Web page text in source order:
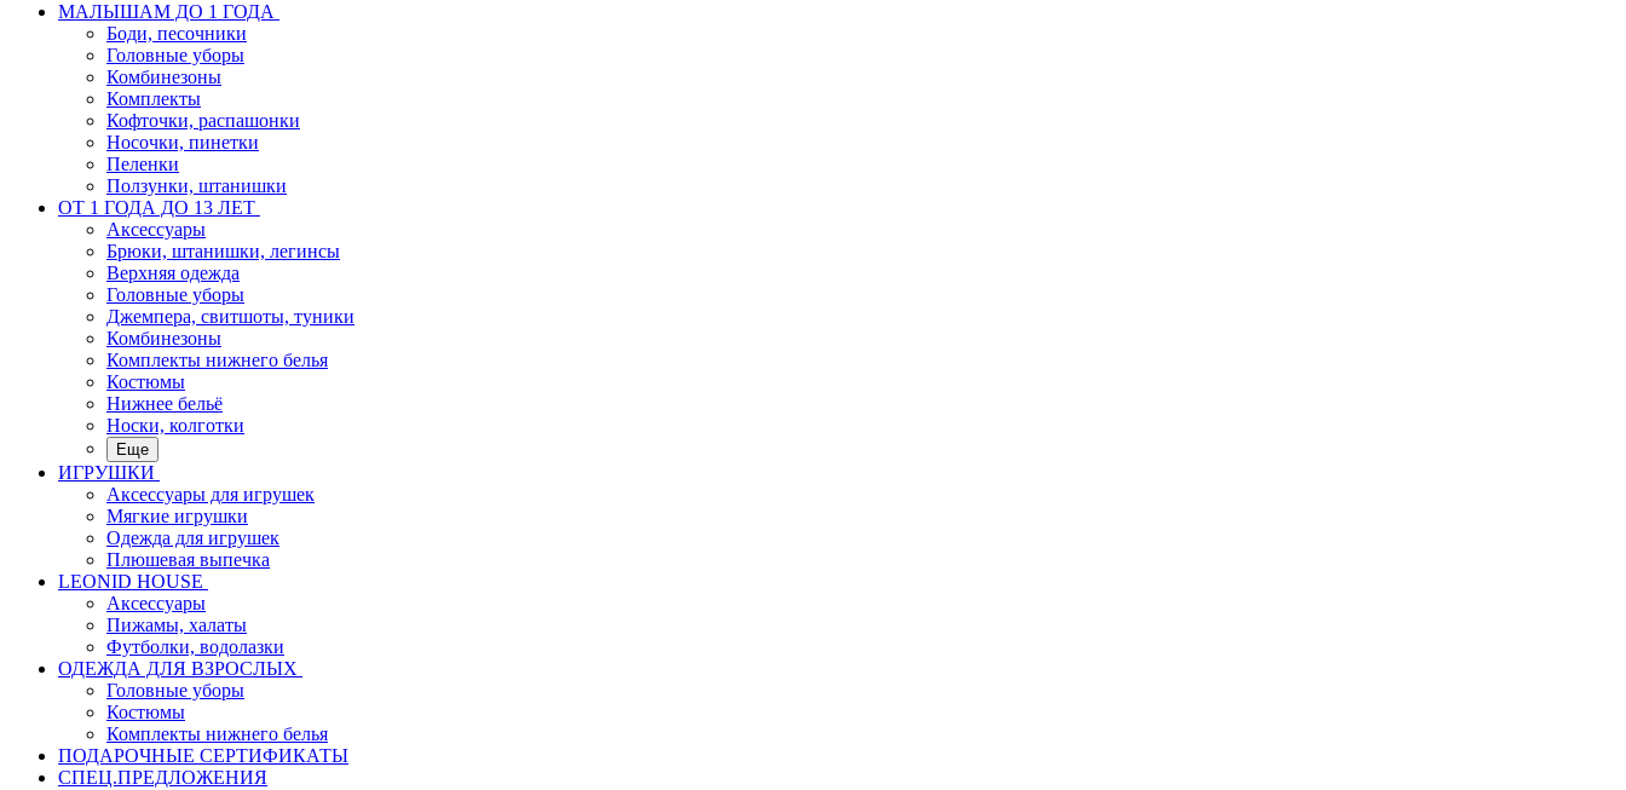
МАЛЫШАМ ДО 1 ГОДА
Боди, песочники
Головные уборы
Комбинезоны
Комплекты
Кофточки, распашонки
Носочки, пинетки
Пеленки
Ползунки, штанишки
ОТ 1 ГОДА ДО 13 ЛЕТ
Аксессуары
Брюки, штанишки, легинсы
Верхняя одежда
Головные уборы
Джемпера, свитшоты, туники
Комбинезоны
Комплекты нижнего белья
Костюмы
Нижнее бельё
Носки, колготки
Еще
ИГРУШКИ
Аксессуары для игрушек
Мягкие игрушки
Одежда для игрушек
Плюшевая выпечка
LEONID HOUSE
Аксессуары
Пижамы, халаты
Футболки, водолазки
ОДЕЖДА ДЛЯ ВЗРОСЛЫХ
Головные уборы
Костюмы
Комплекты нижнего белья
ПОДАРОЧНЫЕ СЕРТИФИКАТЫ
СПЕЦ.ПРЕДЛОЖЕНИЯ